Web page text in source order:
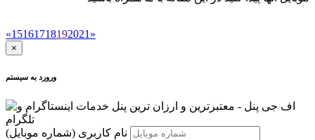
«15161718192021 »
×
ورورد به سیستم
نام کاربری (شماره موبایل)